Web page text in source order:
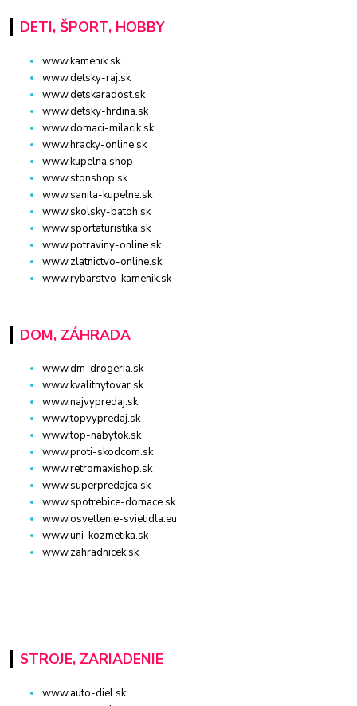
DETI, ŠPORT, HOBBY
www.kamenik.sk
www.detsky-raj.sk
www.detskaradost.sk
www.detsky-hrdina.sk
www.domaci-milacik.sk
www.hracky-online.sk
www.kupelna.shop
www.stonshop.sk
www.sanita-kupelne.sk
www.skolsky-batoh.sk
www.sportaturistika.sk
www.potraviny-online.sk
www.zlatnictvo-online.sk
www.rybarstvo-kamenik.sk
DOM, ZÁHRADA
www.dm-drogeria.sk
www.kvalitnytovar.sk
www.najvypredaj.sk
www.topvypredaj.sk
www.top-nabytok.sk
www.proti-skodcom.sk
www.retromaxishop.sk
www.superpredajca.sk
www.spotrebice-domace.sk
www.osvetlenie-svietidla.eu
www.uni-kozmetika.sk
www.zahradnicek.sk
STROJE, ZARIADENIE
www.auto-diel.sk